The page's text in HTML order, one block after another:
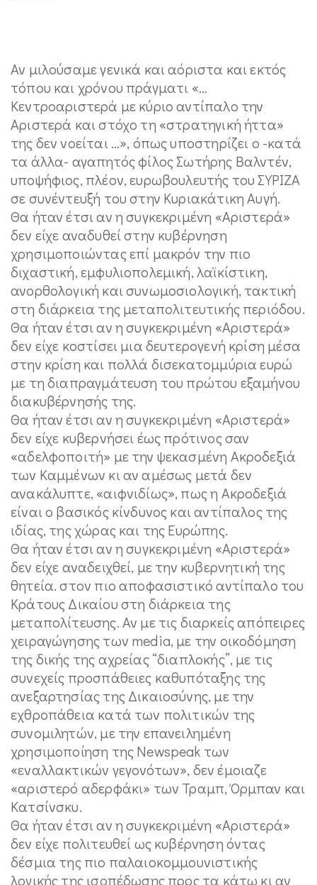
Αν μιλούσαμε γενικά και αόριστα και εκτός
τόπου και χρόνου πράγματι «…
Κεντροαριστερά με κύριο αντίπαλο την
Αριστερά και στόχο τη «στρατηγική ήττα»
της δεν νοείται …», όπως υποστηρίζει ο -κατά
τα άλλα- αγαπητός φίλος Σωτήρης Βαλντέν,
υποψήφιος, πλέον, ευρωβουλευτής του ΣΥΡΙΖΑ
σε συνέντευξή του στην Κυριακάτικη Αυγή.
Θα ήταν έτσι αν η συγκεκριμένη «Αριστερά»
δεν είχε αναδυθεί στην κυβέρνηση
χρησιμοποιώντας επί μακρόν την πιο
διχαστική, εμφυλιοπολεμική, λαϊκίστικη,
ανορθολογική και συνωμοσιολογική, τακτική
στη διάρκεια της μεταπολιτευτικής περιόδου.
Θα ήταν έτσι αν η συγκεκριμένη «Αριστερά»
δεν είχε κοστίσει μια δευτερογενή κρίση μέσα
στην κρίση και πολλά δισεκατομμύρια ευρώ
με τη διαπραγμάτευση του πρώτου εξαμήνου
διακυβέρνησής της.
Θα ήταν έτσι αν η συγκεκριμένη «Αριστερά»
δεν είχε κυβερνήσει έως πρότινος σαν
«αδελφοποιτή» με την ψεκασμένη Ακροδεξιά
των Καμμένων κι αν αμέσως μετά δεν
ανακάλυπτε, «αιφνιδίως», πως η Ακροδεξιά
είναι ο βασικός κίνδυνος και αντίπαλος της
ιδίας, της χώρας και της Ευρώπης.
Θα ήταν έτσι αν η συγκεκριμένη «Αριστερά»
δεν είχε αναδειχθεί, με την κυβερνητική της
θητεία. στον πιο αποφασιστικό αντίπαλο του
Κράτους Δικαίου στη διάρκεια της
μεταπολίτευσης. Αν με τις διαρκείς απόπειρες
χειραγώγησης των media, με την οικοδόμηση
της δικής της αχρείας “διαπλοκής”, με τις
συνεχείς προσπάθειες καθυπόταξης της
ανεξαρτησίας της Δικαιοσύνης, με την
εχθροπάθεια κατά των πολιτικών της
συνομιλητών, με την επανειλημένη
χρησιμοποίηση της Newspeak των
«εναλλακτικών γεγονότων», δεν έμοιαζε
«αριστερό αδερφάκι» των Τραμπ, Όρμπαν και
Κατσίνσκυ.
Θα ήταν έτσι αν η συγκεκριμένη «Αριστερά»
δεν είχε πολιτευθεί ως κυβέρνηση όντας
δέσμια της πιο παλαιοκομμουνιστικής
λογικής της ισοπέδωσης προς τα κάτω κι αν